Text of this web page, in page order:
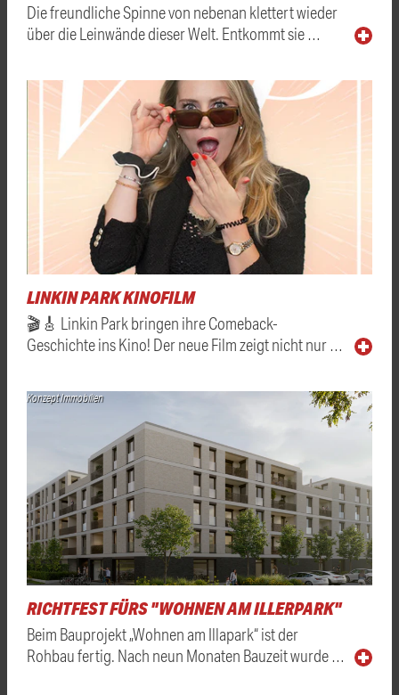
Die freundliche Spinne von nebenan klettert wieder
über die Leinwände dieser Welt. Entkommt sie …
LINKIN PARK KINOFILM
🎬🎸 Linkin Park bringen ihre Comeback-
Geschichte ins Kino! Der neue Film zeigt nicht nur …
Konzept Immobilien
RICHTFEST FÜRS "WOHNEN AM ILLERPARK"
Beim Bauprojekt „Wohnen am Illapark“ ist der
Rohbau fertig. Nach neun Monaten Bauzeit wurde …